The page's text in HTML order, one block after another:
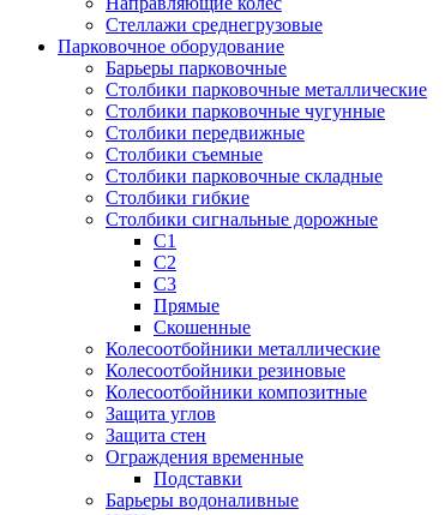
Стеллажи среднегрузовые
Парковочное оборудование
Барьеры парковочные
Столбики парковочные металлические
Столбики парковочные чугунные
Столбики передвижные
Столбики съемные
Столбики парковочные складные
Столбики гибкие
Столбики сигнальные дорожные
С1
С2
С3
Прямые
Скошенные
Колесоотбойники металлические
Колесоотбойники резиновые
Колесоотбойники композитные
Защита углов
Защита стен
Ограждения временные
Подставки
Барьеры водоналивные